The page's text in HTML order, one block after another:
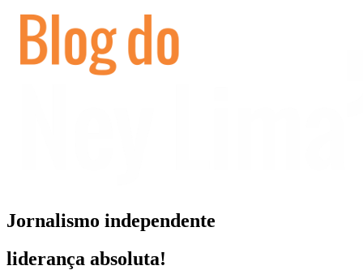
conteúdo
Jornalismo independente
liderança absoluta!